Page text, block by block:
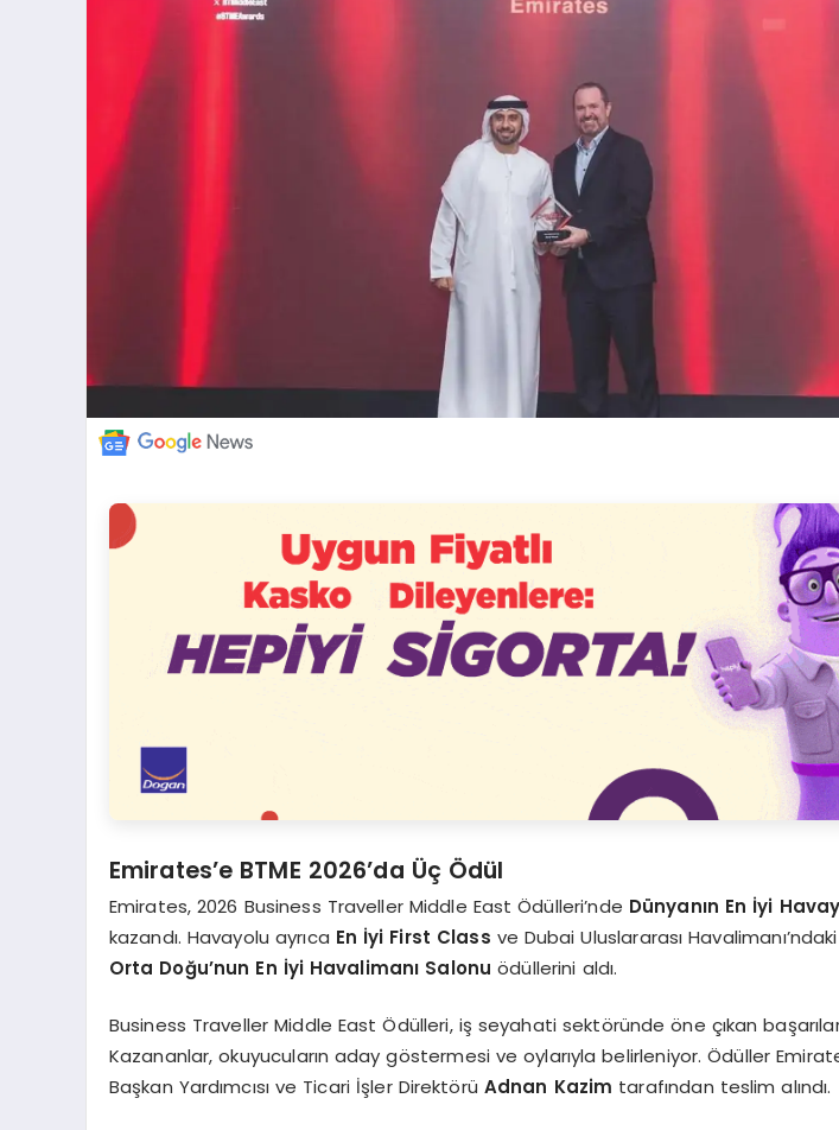
Emirates’e BTME 2026’da Üç Ödül
Emirates, 2026 Business Traveller Middle East Ödülleri’nde Dünyanın En İyi
kazandı. Havayolu ayrıca En İyi First Class ve Dubai Uluslararası
Orta Doğu’nun En İyi Havalimanı Salonu ödüllerini aldı.
Business Traveller Middle East Ödülleri, iş seyahati sektöründe öne çıkan
Kazananlar, okuyucuların aday göstermesi ve oylarıyla belirleniyor. Ödüller
Başkan Yardımcısı ve Ticari İşler Direktörü Adnan Kazim tarafından teslim alındı.